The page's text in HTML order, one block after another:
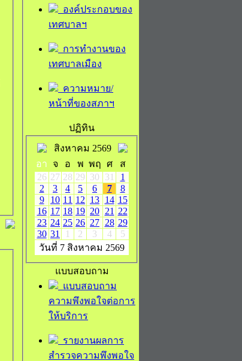
องค์ประกอบของ
เทศบาลฯ
การทำงานของ
เทศบาลเมือง
ความหมาย/
หน้าที่ของสภาฯ
ปฏิทิน
สิงหาคม 2569
อา
จ อ พ พฤ ศ
ส
26 27 28 29 30 31
1
2
3 4 5 6 7
8
9
10 11 12 13 14 15
16 17 18 19 20 21 22
23 24 25 26 27 28 29
30 31 1 2 3 4
5
วันที่ 7 สิงหาคม 2569
แบบสอบถาม
แบบสอบถาม
ความพึงพอใจต่อการ
ให้บริการ
รายงานผลการ
สำรวจความพึงพอใจ